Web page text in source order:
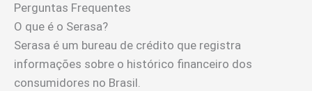
Perguntas Frequentes
O que é o Serasa?
Serasa é um bureau de crédito que registra
informações sobre o histórico financeiro dos
consumidores no Brasil.